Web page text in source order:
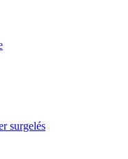
surgelés